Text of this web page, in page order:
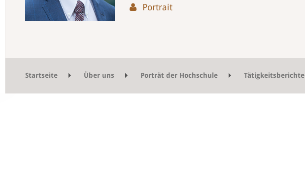
Portrait
Startseite Über uns Porträt der Hochschule Tätigkeitsberichte